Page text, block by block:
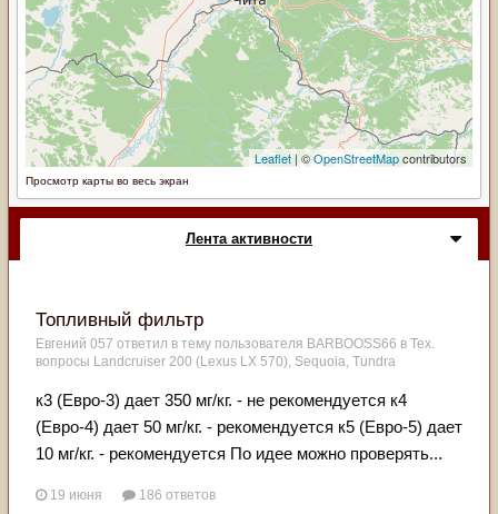
Просмотр карты во весь экран
Лента активности
Топливный фильтр
Евгений 057 ответил в тему пользователя BARBOOSS66 в Тех.
вопросы Landcruiser 200 (Lexus LX 570), Sequoia, Tundra
к3 (Евро-3) дает 350 мг/кг. - не рекомендуется к4
(Евро-4) дает 50 мг/кг. - рекомендуется к5 (Евро-5) дает
10 мг/кг. - рекомендуется По идее можно проверять...
19 июня 186 ответов